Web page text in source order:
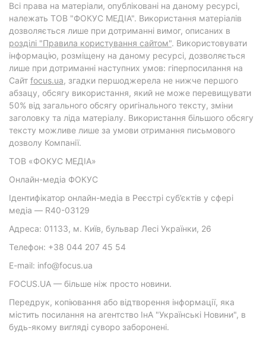
Всі права на матеріали, опубліковані на даному ресурсі,
належать ТОВ "ФОКУС МЕДІА". Використання матеріалів
дозволяється лише при дотриманні вимог, описаних в
розділі "Правила користування сайтом". Використовувати
інформацію, розміщену на даному ресурсі, дозволяється
лише при дотриманні наступних умов: гіперпосилання на
Cайт focus.ua, згадки першоджерела не нижче першого
абзацу, обсягу використання, який не може перевищувати
50% від загального обсягу оригінального тексту, зміни
заголовку та ліда матеріалу. Використання більшого обсягу
тексту можливе лише за умови отримання письмового
дозволу Компанії.
ТОВ «ФОКУС МЕДІА»
Онлайн-медіа ФОКУС
Ідентифікатор онлайн-медіа в Реєстрі суб’єктів у сфері
медіа — R40-03129
Адреса: 01133, м. Київ, бульвар Лесі Українки, 26
Телефон: +38 044 207 45 54
E-mail: info@focus.ua
FOCUS.UA — більше ніж просто новини.
Передрук, копіювання або відтворення інформації, яка
містить посилання на агентство ІнА "Українські Новини", в
будь-якому вигляді суворо заборонені.